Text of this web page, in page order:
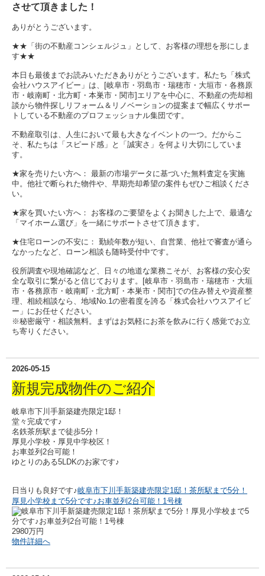
させて頂きました！
ありがとうございます。
★★「街の不動産コンシェルジュ」として、お客様の理想を形にしま
す★★
本日も最後までお読みいただきありがとうございます。私たち「株式
会社ハウスアイビー」は、[岐阜市・羽島市・瑞穂市・大垣市・各務原
市・岐南町・北方町・本巣市・関市]エリアを中心に、不動産の売却相
談から物件探しリフォーム＆リノベーションの提案まで幅広くサポー
トしている不動産のプロフェッショナル集団です。
不動産取引は、人生において最も大きなイベントの一つ。だからこ
そ、私たちは「スピード感」と「誠実さ」を何より大切にしていま
す。
★家を売りたい方へ： 最新の市場データに基づいた無料査定を実施
中。他社で断られた物件や、早期売却希望の案件もぜひご相談くださ
い。
★家を買いたい方へ： お客様のご要望をよくお聞きした上で、最適な
「マイホーム選び」を一緒にサポートさせて頂きます。
★住宅ローンの不安に： 勤続年数が短い、自営業、他社で審査が通ら
なかったなど、ローン相談も随時受付中です。
役所調査や現地確認など、日々の地道な業務こそが、お客様の安心安
全な取引に繋がると信じております。[岐阜市・羽島市・瑞穂市・大垣
市・各務原市・岐南町・北方町・本巣市・関市]での住み替えや資産整
理、相続相談なら、地域No.1の密着度を誇る「株式会社ハウスアイビ
ー」にお任せください。
※秘密厳守・相談無料。まずはお気軽にお茶を飲みに行く感覚でお立
ち寄りください。
2026-05-15
新規完成物件のご紹介
岐阜市下川手新築建売限定1邸！
堂々完成です♪
名鉄茶所駅まで徒歩5分！
厚見小学校・厚見中学校区！
お車並列2台可能！
ゆとりのある5LDKのお家です♪
日当りも良好です♪岐阜市下川手新築建売限定1邸！茶所駅まで5分！
厚見小学校まで5分です♪お車並列2台可能！1号棟
2980万円
物件詳細へ